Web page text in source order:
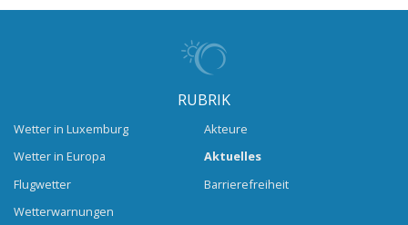
RUBRIK
Wetter in Luxemburg
Wetter in Europa
Flugwetter
Wetterwarnungen
Akteure
Aktuelles
Barrierefreiheit